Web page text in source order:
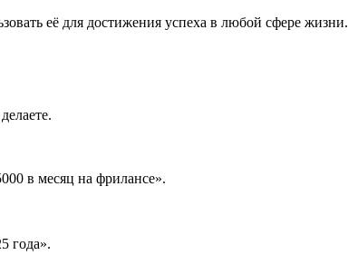
её для достижения успеха в любой сфере жизни.
в месяц на фрилансе».
года».